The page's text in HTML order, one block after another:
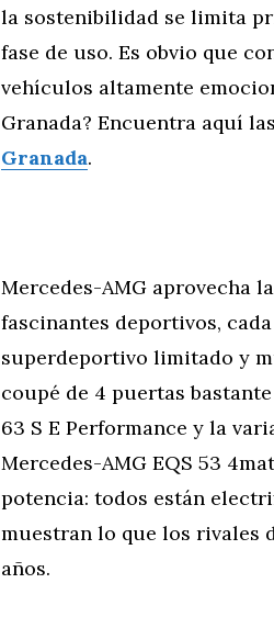
la sostenibilidad se limita
fase de uso. Es obvio que
vehículos altamente
Granada? Encuentra aquí
Granada.
Mercedes-AMG aprovecha
fascinantes deportivos,
superdeportivo limitado y
coupé de 4 puertas
63 S E Performance y la
Mercedes-AMG EQS 53
potencia: todos están
muestran lo que los rivales
años.